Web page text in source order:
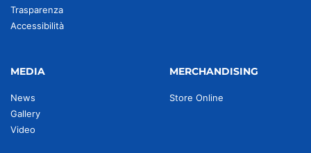
Trasparenza
Accessibilità
MEDIA
News
Gallery
Video
MERCHANDISING
Store Online